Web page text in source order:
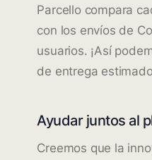
Parcello compara
con los envíos de
usuarios. ¡Así
de entrega
Ayudar juntos al
Creemos que la